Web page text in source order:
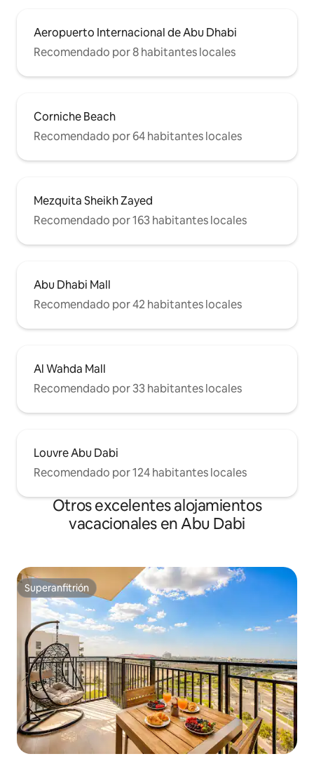
Aeropuerto Internacional de Abu Dhabi
Recomendado por 8 habitantes locales
Corniche Beach
Recomendado por 64 habitantes locales
Mezquita Sheikh Zayed
Recomendado por 163 habitantes locales
Abu Dhabi Mall
Recomendado por 42 habitantes locales
Al Wahda Mall
Recomendado por 33 habitantes locales
Louvre Abu Dabi
Recomendado por 124 habitantes locales
Otros excelentes alojamientos
vacacionales en Abu Dabi
Superanfitrión
Superanfitrión